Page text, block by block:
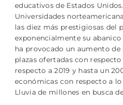
educativos de Estados
Universidades
las diez más prestigiosas del
exponencialmente su
ha provocado un aumento de
plazas ofertadas con respecto
respecto a 2019 y hasta un
económicas con respecto a lo
Lluvia de millones en busca